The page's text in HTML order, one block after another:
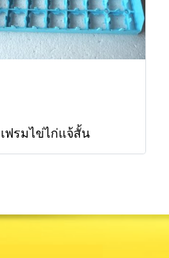
เฟรมไข่ไก่แจ้สั้น